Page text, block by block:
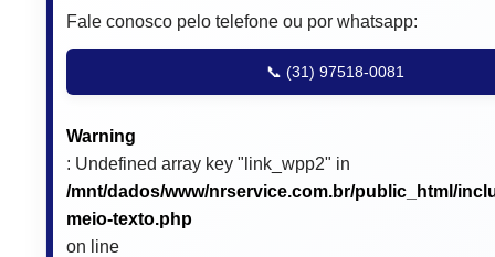
Fale conosco pelo telefone ou por whatsapp:
📞 (31) 97518-0081
Warning
: Undefined array key "link_wpp2" in
/mnt/dados/www/nrservice.com.br/public_html/
meio-texto.php
on line